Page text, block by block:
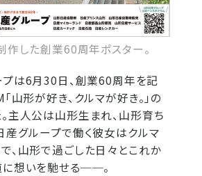
作した創業60周年ポスター。
は6月30日、創業60周年を記
山形が好き、クルマが好き。」の
主人公は山形生まれ、山形育ち
産グループで働く彼女はクルマ
、山形で過ごした日々とこれか
想いを馳せる──。